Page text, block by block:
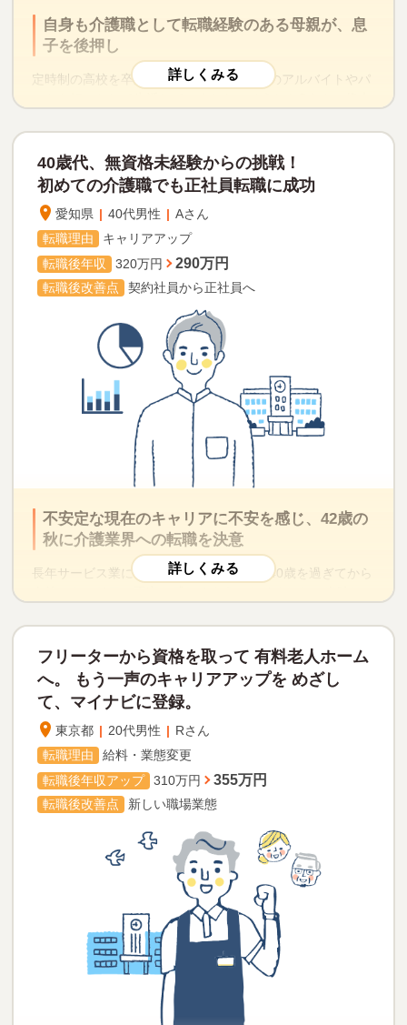
ケースでした。
※利用者の特定を避けるため、一部内容を変更して掲載しております。
自身も介護職として転職経験のある母親が、息
子を後押し
定時制の高校を卒業したBさんは、介護職のアルバイトやパ
を通して転職に成功されたお一人でした。もともとデイサ
ービスの介護職兼管理者として5年間の経験を積んでいたC
さんですが、残業の負担が非常に重く、子育てと家族の介
護が重なったこともあり、多忙すぎる日々に限界を感じる
ようになりました。日勤のみの正社員として無理なく介護
職を続けていきたいと考え、キャリアアドバイザーと一緒
に新たな道を模索した結果、現在では特別養護老人ホーム
自分のように息子にもより良い環境で働いてもらいたいと
願ったCさんは、「うちの長男の転職もサポートしてもらえ
ませんか？」と連絡をくださいました。
徹底した面接対策でフレッシュな熱意をアピー
その後、母であるCさんの紹介を受けて、23歳の夏に「マイ
ナビ介護職」に登録したBさんですが、初めは転職に対して
前向きではありませんでした。しかし、「現職のままでも
いいです」と言っていたBさんの気持ちは、職場の上司から
「正社員になるのは難しい」と言われたことで大きく動き
ます。
的に自分を売り込むのはたやすいことではありません。
そこで、キャリアアドバイザーが模擬面接官となり、徹底
的に面接練習に励むことに。若く経験の浅いBさんですが、
逆に言えばフレッシュ感や熱意、体力などが大きなアピー
をお伝えしました。
面接当日もキャリアアドバイザーが同席し、条件面の交渉
などでフォローに入りました。練習の成果を発揮できたBさ
んは、希望していた自宅近くの介護老人保健施設で正社員
としての内定を見事獲得。以前よりも年齢の近い仲間が多
い環境で、いきいきと働いています。
介護職の転職では面接が重視される割合が高いですが、人
前で自己アピールすることを苦手に感じる方も少なくない
でしょう。「マイナビ介護職」ではキャリアアドバイザー
が模擬面接官となり、想定される質問に事前に対策をする
ことができます。対面しての練習が難しい場合は、電話で
もかまいません。また、不安な場合はキャリアアドバイザ
ーが面接に同席し、しっかりとアシストさせていただきま
40歳代、無資格未経験からの挑戦！
初めての介護職でも正社員転職に成功
愛知県 | 40代男性 | Aさん
転職理由
キャリアアップ
転職後年収
320万円 290万円
転職後改善点 契約社員から正社員へ
不安定な現在のキャリアに不安を感じ、42歳の
秋に介護業界への転職を決意
長年サービス業に従事していたAさんは、40歳を過ぎてから
収が上がっていく見通しもなかったためです。そうした
折、ホスピタリティーが高い性格のAさんをよく知る友人
が、「介護職が向いているのでは？」と助言をくれまし
た。家族の介護経験があったこともあり、介護職の意義や
やりがいに魅力を感じたAさんは、42歳の秋に「マイナビ介
護職」に登録して転職活動をスタートしました。
優しくまじめなAさんは介護職への適性があるタイプと考え
られましたが、介護や医療に関わる職歴は皆無。Ａさん自
身、「この年齢で本当に転職できるのだろうか……」とい
う不安が強く、登録後も介護職へのチャレンジをあきらめ
ようかと迷いがある状態でした。
介護業界の基礎を学んで迷いを払拭！教育制度
の整った大手企業に内定
そこで「マイナビ介護職」のキャリアアドバイザーとして
は、業界事情に明るいとは言えないAさんに、まずは「個人
レッスン」を実施することにしました。介護という仕事の
概要や転職市場の動向、転職を成功させるポイントなどを
お伝えしていったのです。
フリーターから資格を取って 有料老人ホーム
へ。
もう一声のキャリアアップを めざし
て、マイナビに登録。
東京都 20代男性
Rさん
転職理由
給料・業態変更
転職後年収アップ
310万円 355万円
転職後改善点 新しい職場業態